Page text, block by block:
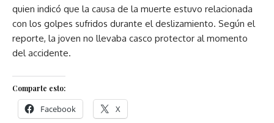
quien indicó que la causa de la muerte estuvo relacionada
con los golpes sufridos durante el deslizamiento. Según el
reporte, la joven no llevaba casco protector al momento
del accidente.
Comparte esto:
Facebook X